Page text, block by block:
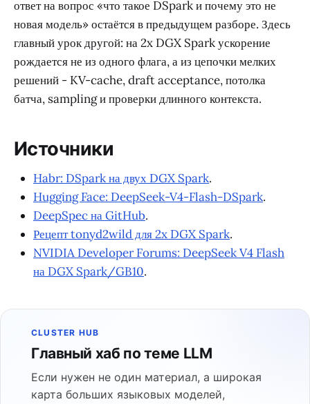
ответ на вопрос «что такое DSpark и почему это не
новая модель» остаётся в предыдущем разборе. Здесь
главный урок другой: на 2x DGX Spark ускорение
рождается не из одного флага, а из цепочки мелких
решений - KV-cache, draft acceptance, потолка
батча, sampling и проверки длинного контекста.
Источники
Habr: DSpark на двух DGX Spark.
Hugging Face: DeepSeek-V4-Flash-DSpark.
DeepSpec на GitHub.
Рецепт tonyd2wild для 2x DGX Spark.
NVIDIA Developer Forums: DeepSeek V4 Flash
на DGX Spark/GB10.
CLUSTER HUB
Главный хаб по теме LLM
Если нужен не один материал, а широкая
карта больших языковых моделей,